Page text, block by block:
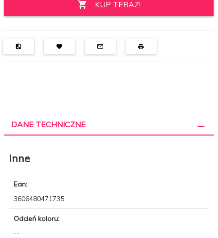
KUP TERAZ!
DANE TECHNICZNE
Inne
Ean:
3606480471735
Odcień koloru:
--